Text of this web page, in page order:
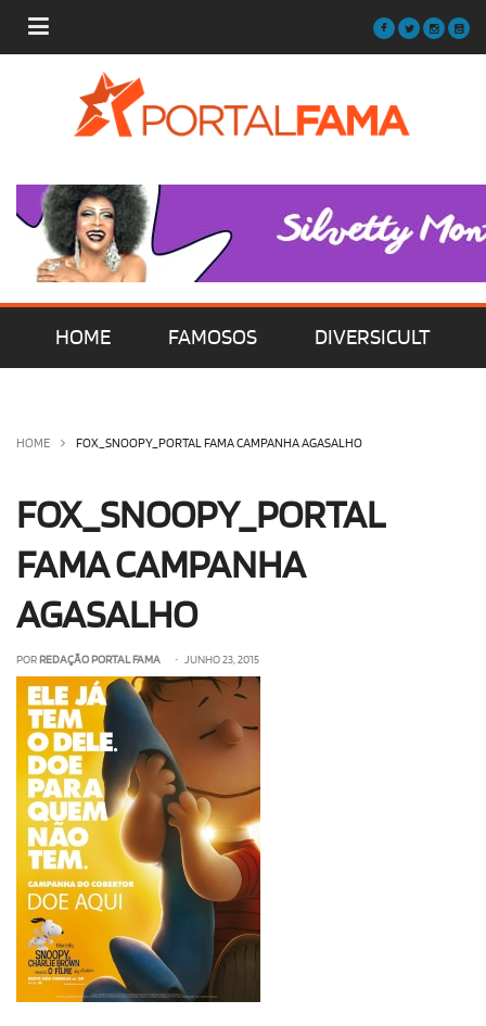
HOME FAMOSOS DIVERSICULT
OLHA ISSO! EU QUERO!
HOME FOX_SNOOPY_PORTAL FAMA CAMPANHA AGASALHO
FOX_SNOOPY_PORTAL
FAMA CAMPANHA
AGASALHO
POR REDAÇÃO PORTAL FAMA • JUNHO 23, 2015